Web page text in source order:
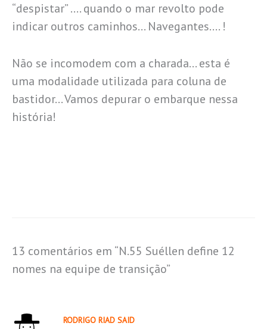
“despistar” …. quando o mar revolto pode
indicar outros caminhos… Navegantes…. !
Não se incomodem com a charada… esta é
uma modalidade utilizada para coluna de
bastidor… Vamos depurar o embarque nessa
história!
13 comentários em “N.55 Suéllen define 12
nomes na equipe de transição”
RODRIGO RIAD SAID